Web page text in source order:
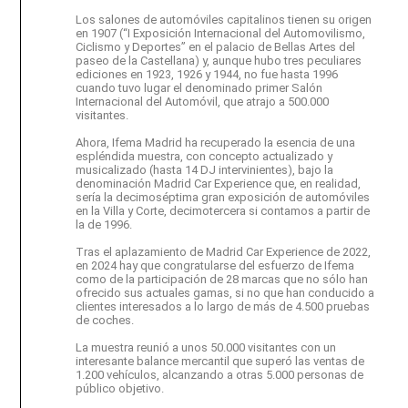
Los salones de automóviles capitalinos tienen su origen
en 1907 (“I Exposición Internacional del Automovilismo,
Ciclismo y Deportes” en el palacio de Bellas Artes del
paseo de la Castellana) y, aunque hubo tres peculiares
ediciones en 1923, 1926 y 1944, no fue hasta 1996
cuando tuvo lugar el denominado primer Salón
Internacional del Automóvil, que atrajo a 500.000
visitantes.
Ahora, Ifema Madrid ha recuperado la esencia de una
espléndida muestra, con concepto actualizado y
musicalizado (hasta 14 DJ intervinientes), bajo la
denominación Madrid Car Experience que, en realidad,
sería la decimoséptima gran exposición de automóviles
en la Villa y Corte, decimotercera si contamos a partir de
la de 1996.
Tras el aplazamiento de Madrid Car Experience de 2022,
en 2024 hay que congratularse del esfuerzo de Ifema
como de la participación de 28 marcas que no sólo han
ofrecido sus actuales gamas, si no que han conducido a
clientes interesados a lo largo de más de 4.500 pruebas
de coches.
La muestra reunió a unos 50.000 visitantes con un
interesante balance mercantil que superó las ventas de
1.200 vehículos, alcanzando a otras 5.000 personas de
público objetivo.